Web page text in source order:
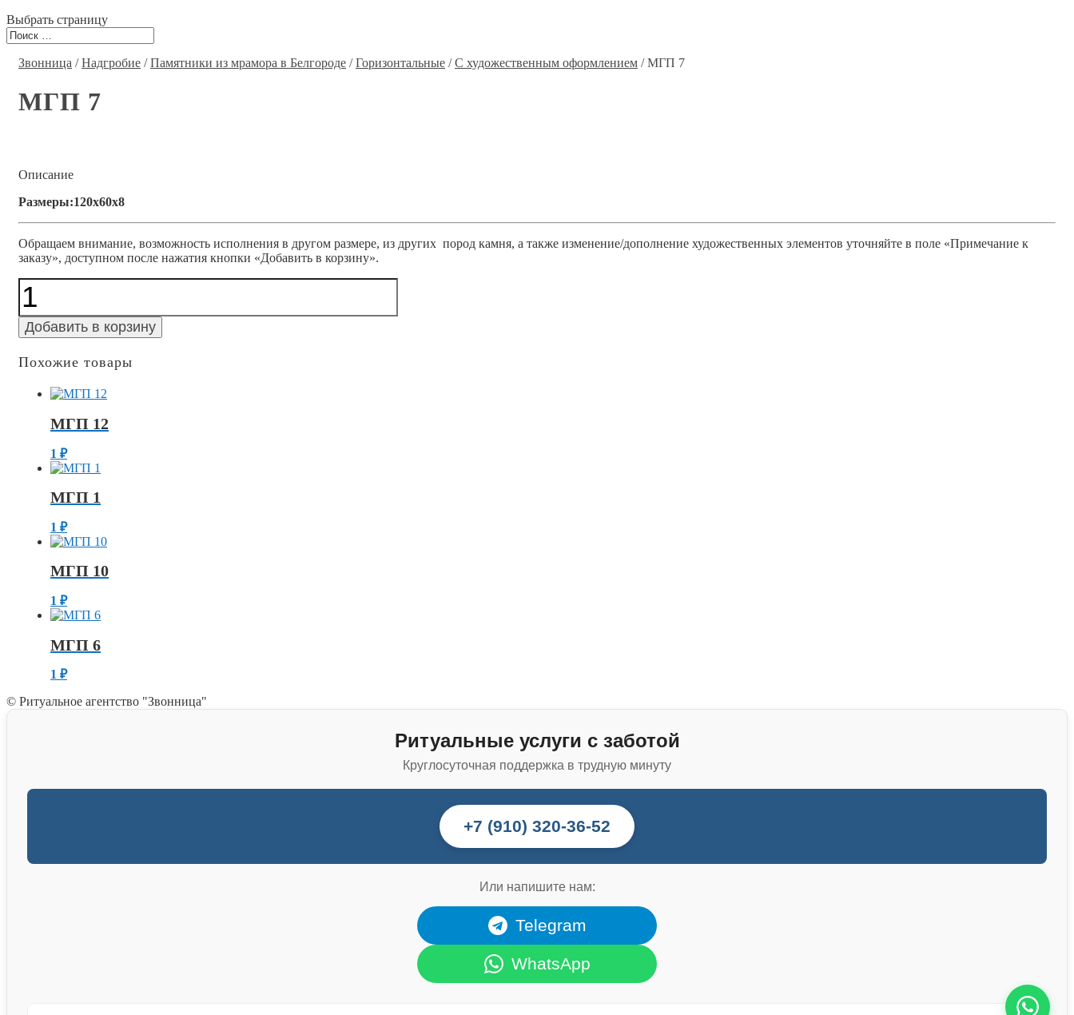
Выбрать страницу
Звонница /Надгробие /Памятники из мрамора в Белгороде /Горизонтальные /С художественным оформлением / МГП 7
МГП 7
Описание
Размеры:120x60x8
Обращаем внимание, возможность исполнения в другом размере, из других пород камня, а также изменение/дополнение художественных элементов уточняйте в поле «Примечание к
заказу», доступном после нажатия кнопки «Добавить в корзину».
Количество
7
Добавить в корзину
Похожие товары
МГП 12
1 ₽
МГП 1
1 ₽
МГП 10
1 ₽
МГП 6
1 ₽
© Ритуальное агентство "Звонница"
Ритуальные услуги с заботой
Круглосуточная поддержка в трудную минуту
+7 (910) 320-36-52
Или напишите нам:
Telegram
WhatsApp